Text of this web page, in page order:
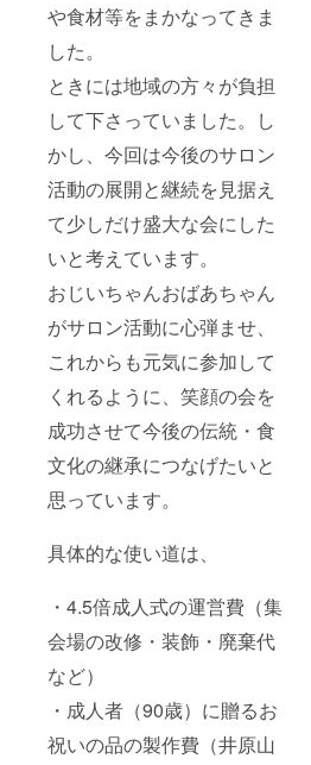
や食材等をまかなってきま
した。
ときには地域の方々が負担
して下さっていました。し
かし、今回は今後のサロン
活動の展開と継続を見据え
て少しだけ盛大な会にした
いと考えています。
おじいちゃんおばあちゃん
がサロン活動に心弾ませ、
これからも元気に参加して
くれるように、笑顔の会を
成功させて今後の伝統・食
文化の継承につなげたいと
思っています。
具体的な使い道は、
・4.5倍成人式の運営費（集
会場の改修・装飾・廃棄代
など）
・成人者（90歳）に贈るお
祝いの品の製作費（井原山